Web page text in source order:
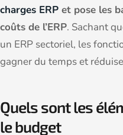
charges ERP et pose les
coûts de l’ERP. Sachant
un ERP sectoriel, les
gagner du temps et
Quels sont les
le budget